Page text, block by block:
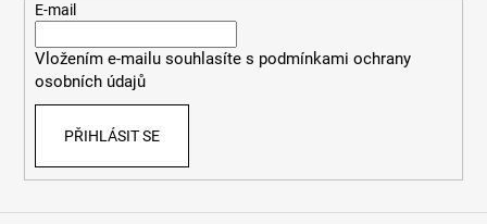
E-mail
Vložením e-mailu souhlasíte s podmínkami ochrany
osobních údajů
PŘIHLÁSIT SE